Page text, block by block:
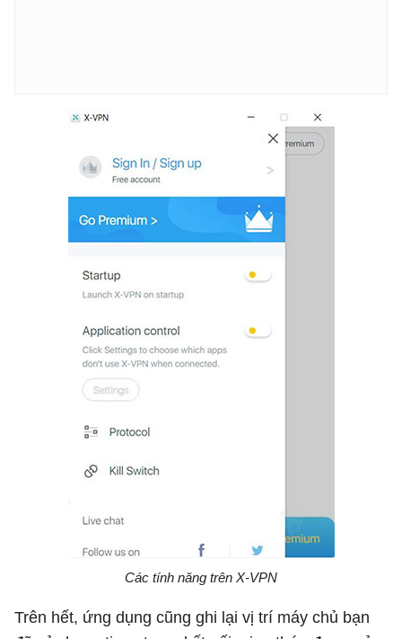
Các tính năng trên X-VPN
Trên hết, ứng dụng cũng ghi lại vị trí máy chủ bạn